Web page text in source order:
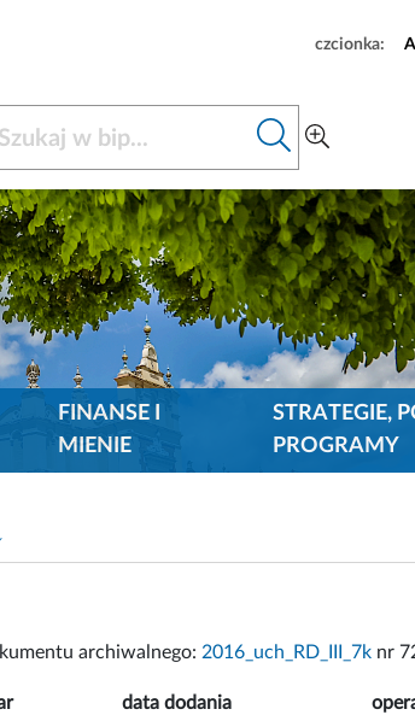
czcionka: A
FINANSE I
MIENIE
STRATEGIE,
PROGRAMY
archiwalnego: 2016_uch_RD_III_7k nr
data dodania